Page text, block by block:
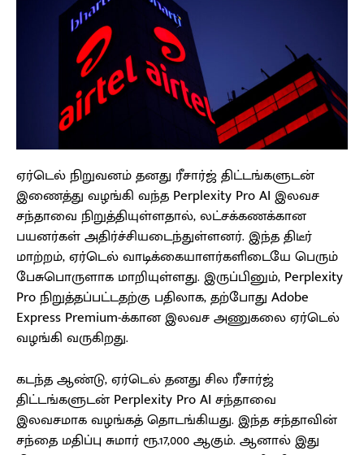
ஏர்டெல் நிறுவனம் தனது ரீசார்ஜ் திட்டங்களுடன்
இணைத்து வழங்கி வந்த Perplexity Pro AI இலவச
சந்தாவை நிறுத்தியுள்ளதால், லட்சக்கணக்கான
பயனர்கள் அதிர்ச்சியடைந்துள்ளனர். இந்த திடீர்
மாற்றம், ஏர்டெல் வாடிக்கையாளர்களிடையே பெரும்
பேசுபொருளாக மாறியுள்ளது. இருப்பினும், Perplexity
Pro நிறுத்தப்பட்டதற்கு பதிலாக, தற்போது Adobe
Express Premium-க்கான இலவச அணுகலை ஏர்டெல்
வழங்கி வருகிறது.
கடந்த ஆண்டு, ஏர்டெல் தனது சில ரீசார்ஜ்
திட்டங்களுடன் Perplexity Pro AI சந்தாவை
இலவசமாக வழங்கத் தொடங்கியது. இந்த சந்தாவின்
சந்தை மதிப்பு சுமார் ரூ.17,000 ஆகும். ஆனால் இது